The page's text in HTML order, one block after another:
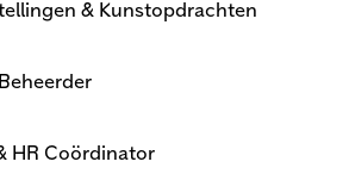
& Kunstopdrachten
HR Coördinator